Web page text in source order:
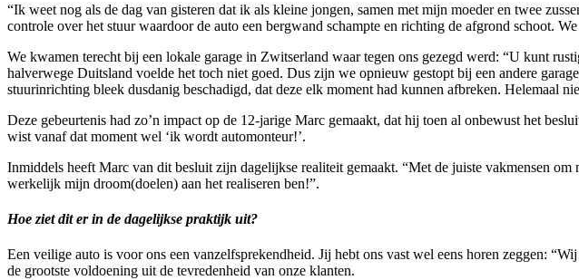
“Ik weet nog als de dag van gisteren dat ik als kleine jongen, samen met mijn moeder en twee
controle over het stuur waardoor de auto een bergwand schampte en richting de afgrond schoot.
We kwamen terecht bij een lokale garage in Zwitserland waar tegen ons gezegd werd: “U kunt
halverwege Duitsland voelde het toch niet goed. Dus zijn we opnieuw gestopt bij een andere
stuurinrichting bleek dusdanig beschadigd, dat deze elk moment had kunnen afbreken. Helemaal
Deze gebeurtenis had zo’n impact op de 12-jarige Marc gemaakt, dat hij toen al onbewust het
wist vanaf dat moment wel ‘ik wordt automonteur!’.
Inmiddels heeft Marc van dit besluit zijn dagelijkse realiteit gemaakt. “Met de juiste vakmensen
werkelijk mijn droom(doelen) aan het realiseren ben!”.
Hoe ziet dit er in de dagelijkse praktijk uit?
Een veilige auto is voor ons een vanzelfsprekendheid. Jij hebt ons vast wel eens horen zeggen:
de grootste voldoening uit de tevredenheid van onze klanten.